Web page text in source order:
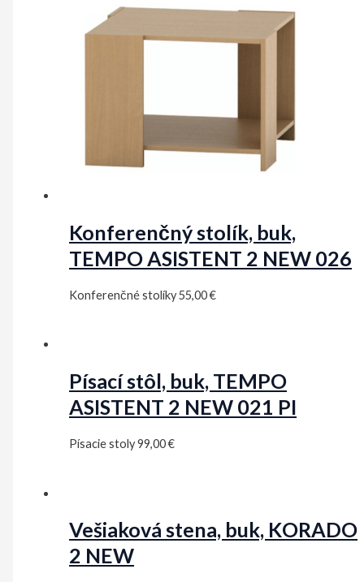
Konferenčný stolík, buk,
TEMPO ASISTENT 2 NEW 026
Konferenčné stolíky55,00€
Písací stôl, buk, TEMPO
ASISTENT 2 NEW 021 PI
Písacie stoly99,00€
Vešiaková stena, buk, KORADO
2 NEW